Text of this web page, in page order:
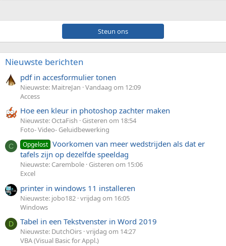
Steun ons
Nieuwste berichten
pdf in accesformulier tonen
Nieuwste: MaitreJan Vandaag om 12:09
Access
Hoe een kleur in photoshop zachter maken
Nieuwste: OctaFish
Gisteren om 18:54
Foto- Video- Geluidbewerking
C Opgelost Voorkomen van meer wedstrijden als dat er
tafels zijn op dezelfde speeldag
Nieuwste: Carembole Gisteren om 15:06
Excel
printer in windows 11 installeren
Nieuwste: jobo182 vrijdag om 16:05
Windows
D Tabel in een Tekstvenster in Word 2019
Nieuwste: DutchOirs vrijdag om 14:27
VBA (Visual Basic for Appl.)